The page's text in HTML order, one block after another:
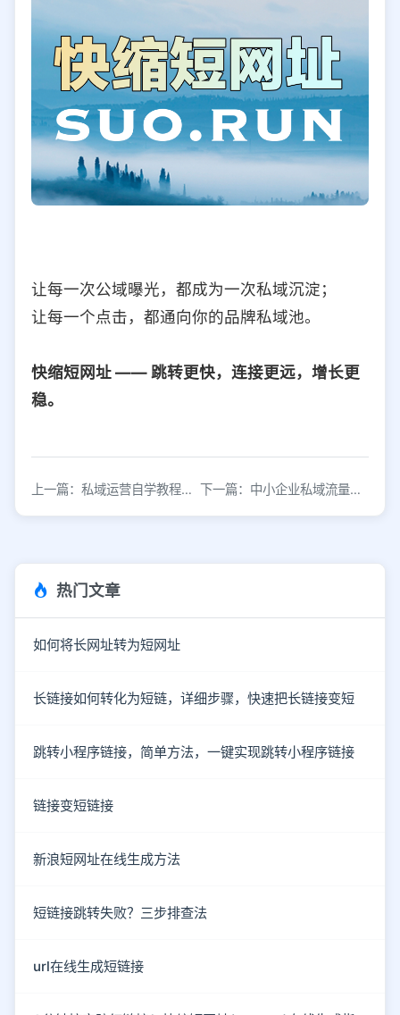
让每一次公域曝光，都成为一次私域沉淀；
让每一个点击，都通向你的品牌私域池。
快缩短网址 —— 跳转更快，连接更远，增长更
稳。
上一篇：私域运营自学教程推荐与学习资源汇总 下一篇：中小企业私域流量运营的高效引流策略
热门文章
如何将长网址转为短网址
长链接如何转化为短链，详细步骤，快速把长链接变短
跳转小程序链接，简单方法，一键实现跳转小程序链接
链接变短链接
新浪短网址在线生成方法
短链接跳转失败？三步排查法
url在线生成短链接